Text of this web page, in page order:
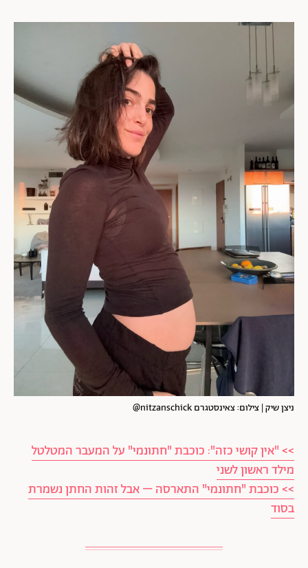
ניצן שיק | צילום: צאינסטגרם nitzanschick@
>> "אין קושי כזה": כוכבת "חתונמי" על המעבר המטלטל
מילד ראשון לשני
>> כוכבת "חתונמי" התארסה – אבל זהות החתן נשמרת
בסוד